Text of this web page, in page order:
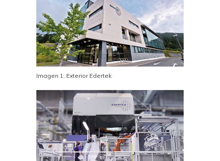
Imagen 1. Exterior Edertek